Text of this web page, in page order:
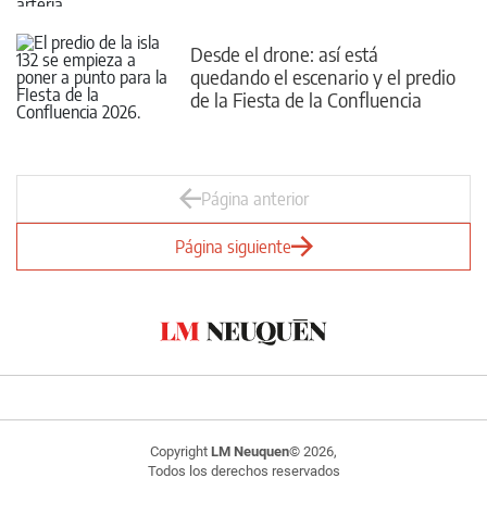
Desde el drone: así está
quedando el escenario y el predio
de la Fiesta de la Confluencia
Página anterior
Página siguiente
Copyright LM Neuquen© 2026,
Todos los derechos reservados